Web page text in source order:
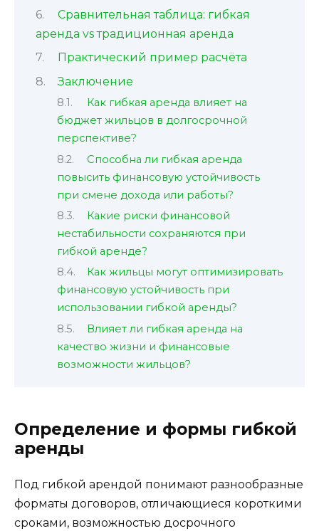
Сравнительная таблица: гибкая
аренда vs традиционная аренда
Практический пример расчёта
Заключение
Как гибкая аренда влияет на
бюджет жильцов в долгосрочной
перспективе?
Способна ли гибкая аренда
повысить финансовую устойчивость
при смене дохода или работы?
Какие риски финансовой
нестабильности сохраняются при
гибкой аренде?
Как жильцы могут оптимизировать
финансовую устойчивость при
использовании гибкой аренды?
Влияет ли гибкая аренда на
качество жизни и финансовые
возможности жильцов?
Определение и формы гибкой
аренды
Под гибкой арендой понимают разнообразные
форматы договоров, отличающиеся короткими
сроками, возможностью досрочного